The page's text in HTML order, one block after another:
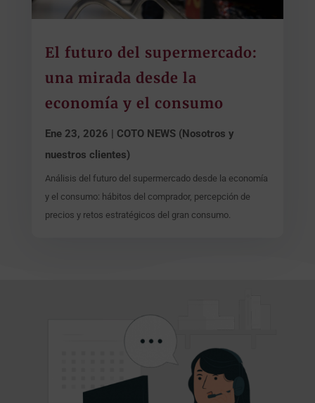
El futuro del supermercado:
una mirada desde la
economía y el consumo
Ene 23, 2026
COTO NEWS (Nosotros y
nuestros clientes)
Análisis del futuro del supermercado desde la economía
y el consumo: hábitos del comprador, percepción de
precios y retos estratégicos del gran consumo.